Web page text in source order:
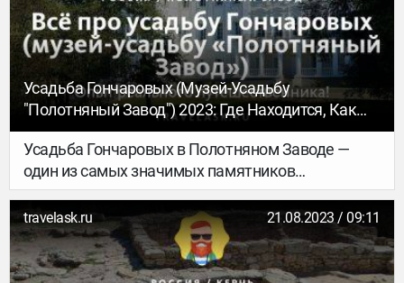
Усадьба Гончаровых (музей-Усадьбу
"Полотняный Завод") 2023: Где Находится, Как
Добраться, История, Что Посмотреть, График
Работы, Цены, Контакты
Усадьба Гончаровых в Полотняном Заводе —
один из самых значимых памятников
дворянской эпохи в России. Свою известность
усадьба получила благодаря имени Натальи
Гончаровой, жены Пушкина, проведшей здесь
свое детство. О судьбах жителей дома, его
удивительном прошлом, и о том, как добраться
travelask.ru 21.08.2023 / 09:11